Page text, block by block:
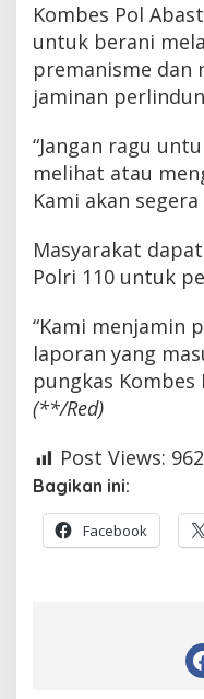
Kombes Pol
untuk berani
premanisme dan
jaminan
“Jangan ragu
melihat atau
Kami akan
Masyarakat
Polri 110 untuk
“Kami menjamin
laporan yang
pungkas Kombes
(**/Red)
Post Views: 962
Bagikan ini:
Facebook